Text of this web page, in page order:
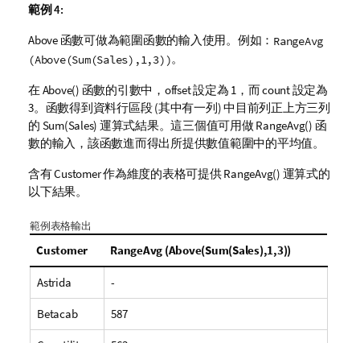
範例 4:
Above函數可做為範圍函數的輸入使用。例如： RangeAvg
(Above(Sum(Sales),1,3))。
在 Above() 函數的引數中， offset設定為 1，而count設定為
3。函數得到資料行區段 (其中有一列) 中目前列正上方三列
的 Sum(Sales) 運算式結果。這三個值可用做 RangeAvg() 函
數的輸入，該函數進而得出所提供數值範圍中的平均值。
含有Customer作為維度的表格可提供RangeAvg() 運算式的
以下結果。
範例表格輸出
Customer RangeAvg (Above(Sum(Sales),1,3))
Astrida -
Betacab 587